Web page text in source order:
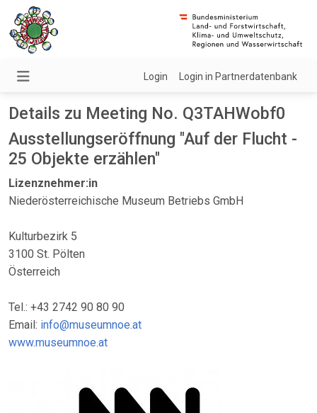
Login Login in Partnerdatenbank
Details zu Meeting No. Q3TAHWobf0
Ausstellungseröffnung "Auf der Flucht -
25 Objekte erzählen"
Lizenznehmer:in
Niederösterreichische Museum Betriebs GmbH
Kulturbezirk 5
3100 St. Pölten
Österreich
Tel.: +43 2742 90 80 90
Email: info@museumnoe.at
www.museumnoe.at